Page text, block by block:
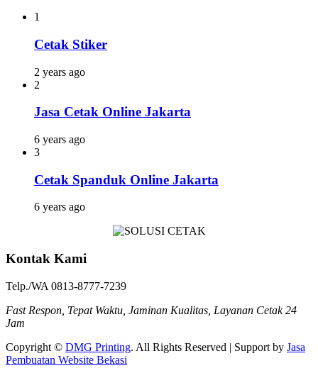
1
Cetak Stiker
2 years ago
2
Jasa Cetak Online Jakarta
6 years ago
3
Cetak Spanduk Online Jakarta
6 years ago
Kontak Kami
Telp./WA 0813-8777-7239
Fast Respon, Tepat Waktu, Jaminan Kualitas, Layanan Cetak 24
Jam
Copyright © DMG Printing. All Rights Reserved | Support by Jasa
Pembuatan Website Bekasi